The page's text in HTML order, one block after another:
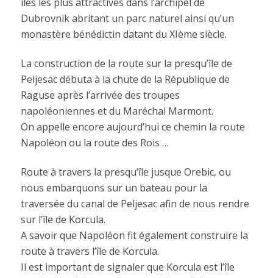
Dubrovnik abritant un parc naturel ainsi qu’un
monastère bénédictin datant du XIème siècle.
La construction de la route sur la presqu’île de
Peljesac débuta à la chute de la République de
Raguse après l’arrivée des troupes
napoléoniennes et du Maréchal Marmont.
On appelle encore aujourd’hui ce chemin la route
Napoléon ou la route des Rois …
Route à travers la presqu’île jusque Orebic, ou
nous embarquons sur un bateau pour la
traversée du canal de Peljesac afin de nous rendre
sur l’île de Korcula.
A savoir que Napoléon fit également construire la
route à travers l’île de Korcula.
Il est important de signaler que Korcula est l’île